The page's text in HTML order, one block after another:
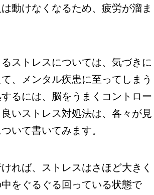
動けなくなるため、疲労が溜ま
ストレスについては、気づきに
、メンタル疾患に至ってしまう
るには、脳をうまくコントロー
いストレス対処法は、各々が見
いて書いてみます。
れば、ストレスはさほど大きく
をぐるぐる回っている状態で